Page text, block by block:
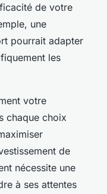
de votre
une
pourrait adapter
les
votre
chaque choix
de
nécessite une
à ses attentes